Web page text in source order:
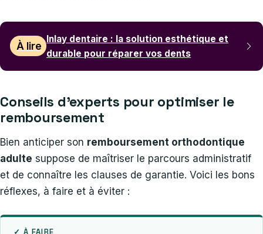
À lire
Inlay dentaire : la solution esthétique et
durable pour réparer vos dents
Conseils d’experts pour optimiser le
remboursement
Bien anticiper son remboursement orthodontique
adulte suppose de maîtriser le parcours administratif
et de connaître les clauses de garantie. Voici les bons
réflexes, à faire et à éviter :
✓ À FAIRE